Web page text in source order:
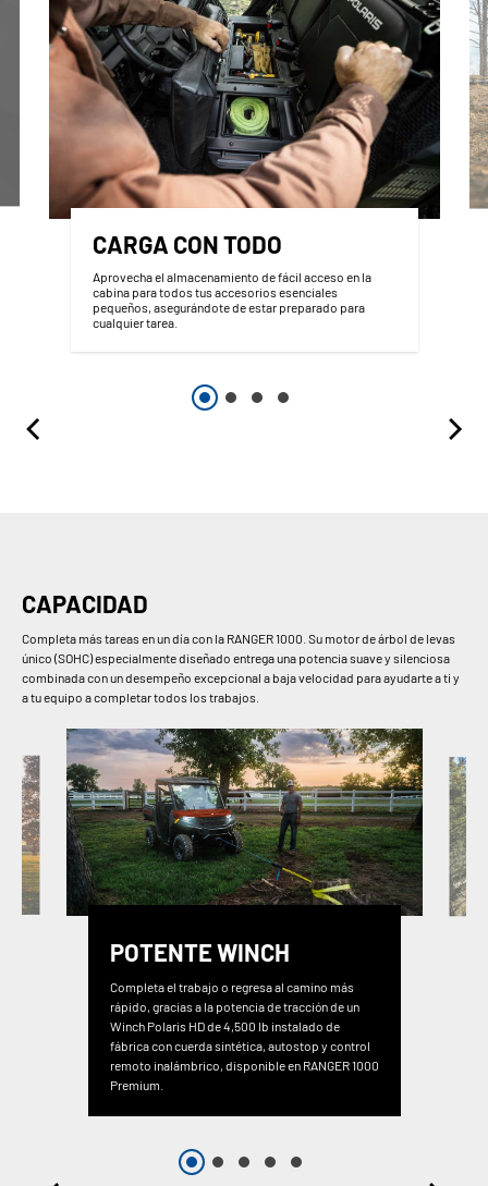
CARGA CON TODO
Aprovecha el almacenamiento de fácil acceso en la
cabina para todos tus accesorios esenciales
pequeños, asegurándote de estar preparado para
cualquier tarea.
CAPACIDAD
Completa más tareas en un día con la RANGER 1000. Su motor de árbol de levas
único (SOHC) especialmente diseñado entrega una potencia suave y silenciosa
combinada con un desempeño excepcional a baja velocidad para ayudarte a ti y
a tu equipo a completar todos los trabajos.
POTENTE WINCH
Completa el trabajo o regresa al camino más
rápido, gracias a la potencia de tracción de un
Winch Polaris HD de 4,500 lb instalado de
fábrica con cuerda sintética, autostop y control
remoto inalámbrico, disponible en RANGER 1000
Premium.